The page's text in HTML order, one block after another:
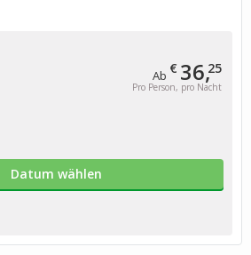
Ab € 36,25
Pro Person, pro Nacht
Datum wählen